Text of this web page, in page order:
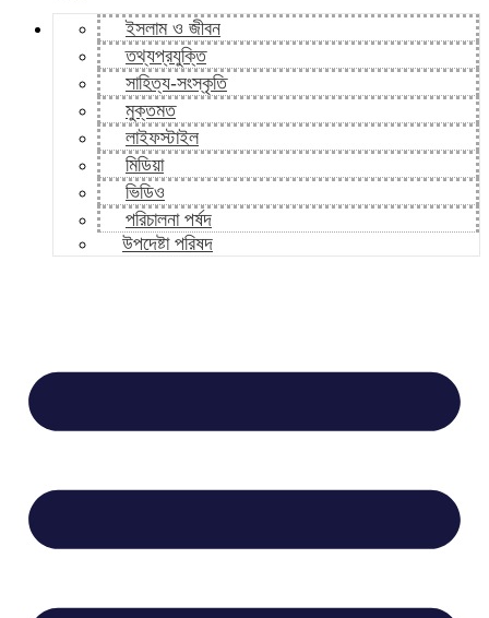
ইসলাম ও জীবন
তথ্যপ্রযুক্তি
সাহিত্য-সংস্কৃতি
মুক্তমত
লাইফস্টাইল
মিডিয়া
ভিডিও
পরিচালনা পর্ষদ
উপদেষ্টা পরিষদ